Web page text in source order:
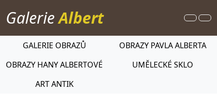
GalerieAlbert Search
GALERIE OBRAZŮ
OBRAZY PAVLA ALBERTA
OBRAZY HANY ALBERTOVÉ
UMĚLECKÉ SKLO
ART ANTIK